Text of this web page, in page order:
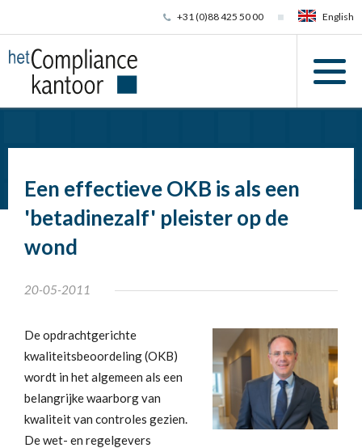
+31 (0)88 425 50 00 English
Een effectieve OKB is als een
'betadinezalf' pleister op de
wond
20-05-2011
De opdrachtgerichte
kwaliteitsbeoordeling (OKB)
wordt in het algemeen als een
belangrijke waarborg van
kwaliteit van controles gezien.
De wet- en regelgevers